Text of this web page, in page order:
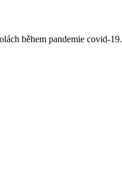
během pandemie covid-19.